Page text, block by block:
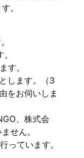
。
す。
します。（3
をお伺いしま
、株式会
せん。
っています。